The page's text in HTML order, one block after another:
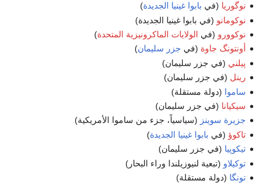
نوگوريا (في بابوا غينيا الجديدة)
نوكومانو (في بابوا غينيا الجديدة)
نوكوورو (في الولايات الماكرونيزية المتحدة)
أونتونگ جاوة (في جزر سليمان)
پيلني (في جزر سليمان)
رينل (في جزر سليمان)
ساموا (دولة مستقلة)
سيكيانا (في جزر سليمان)
جزيرة سوينز (سياسياً، جزء من ساموا الأمريكية)
تاكوؤ (في بابوا غينيا الجديدة)
تيكوپيا (في جزر سليمان)
توكيلاو (تبعية لنيوزيلندا وراء البحار)
تونگا (دولة مستقلة)